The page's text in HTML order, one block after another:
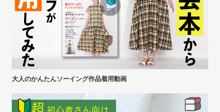
大人のかんたんソーイング作品着用動画